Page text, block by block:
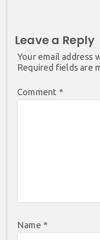
Leave a Reply
Your email address
Required fields are
Comment *
Name *